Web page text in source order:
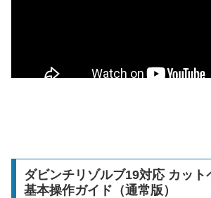
ダビンチリゾルブ19対応 カット
基本操作ガイド（通常版）